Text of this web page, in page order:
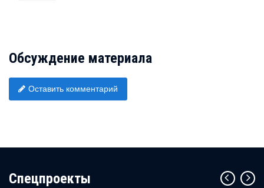
Обсуждение материала
Оставить комментарий
Cпецпроекты